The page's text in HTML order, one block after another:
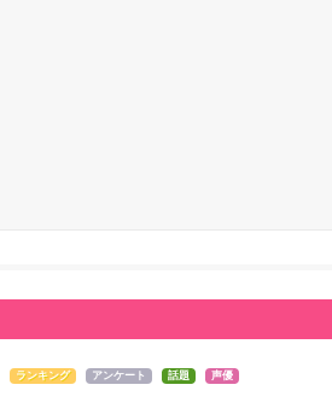
ランキング アンケート 話題 声優